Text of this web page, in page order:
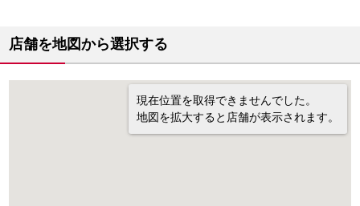
店舗を地図から選択する
現在位置を取得できませんでした。
地図を拡大すると店舗が表示されます。